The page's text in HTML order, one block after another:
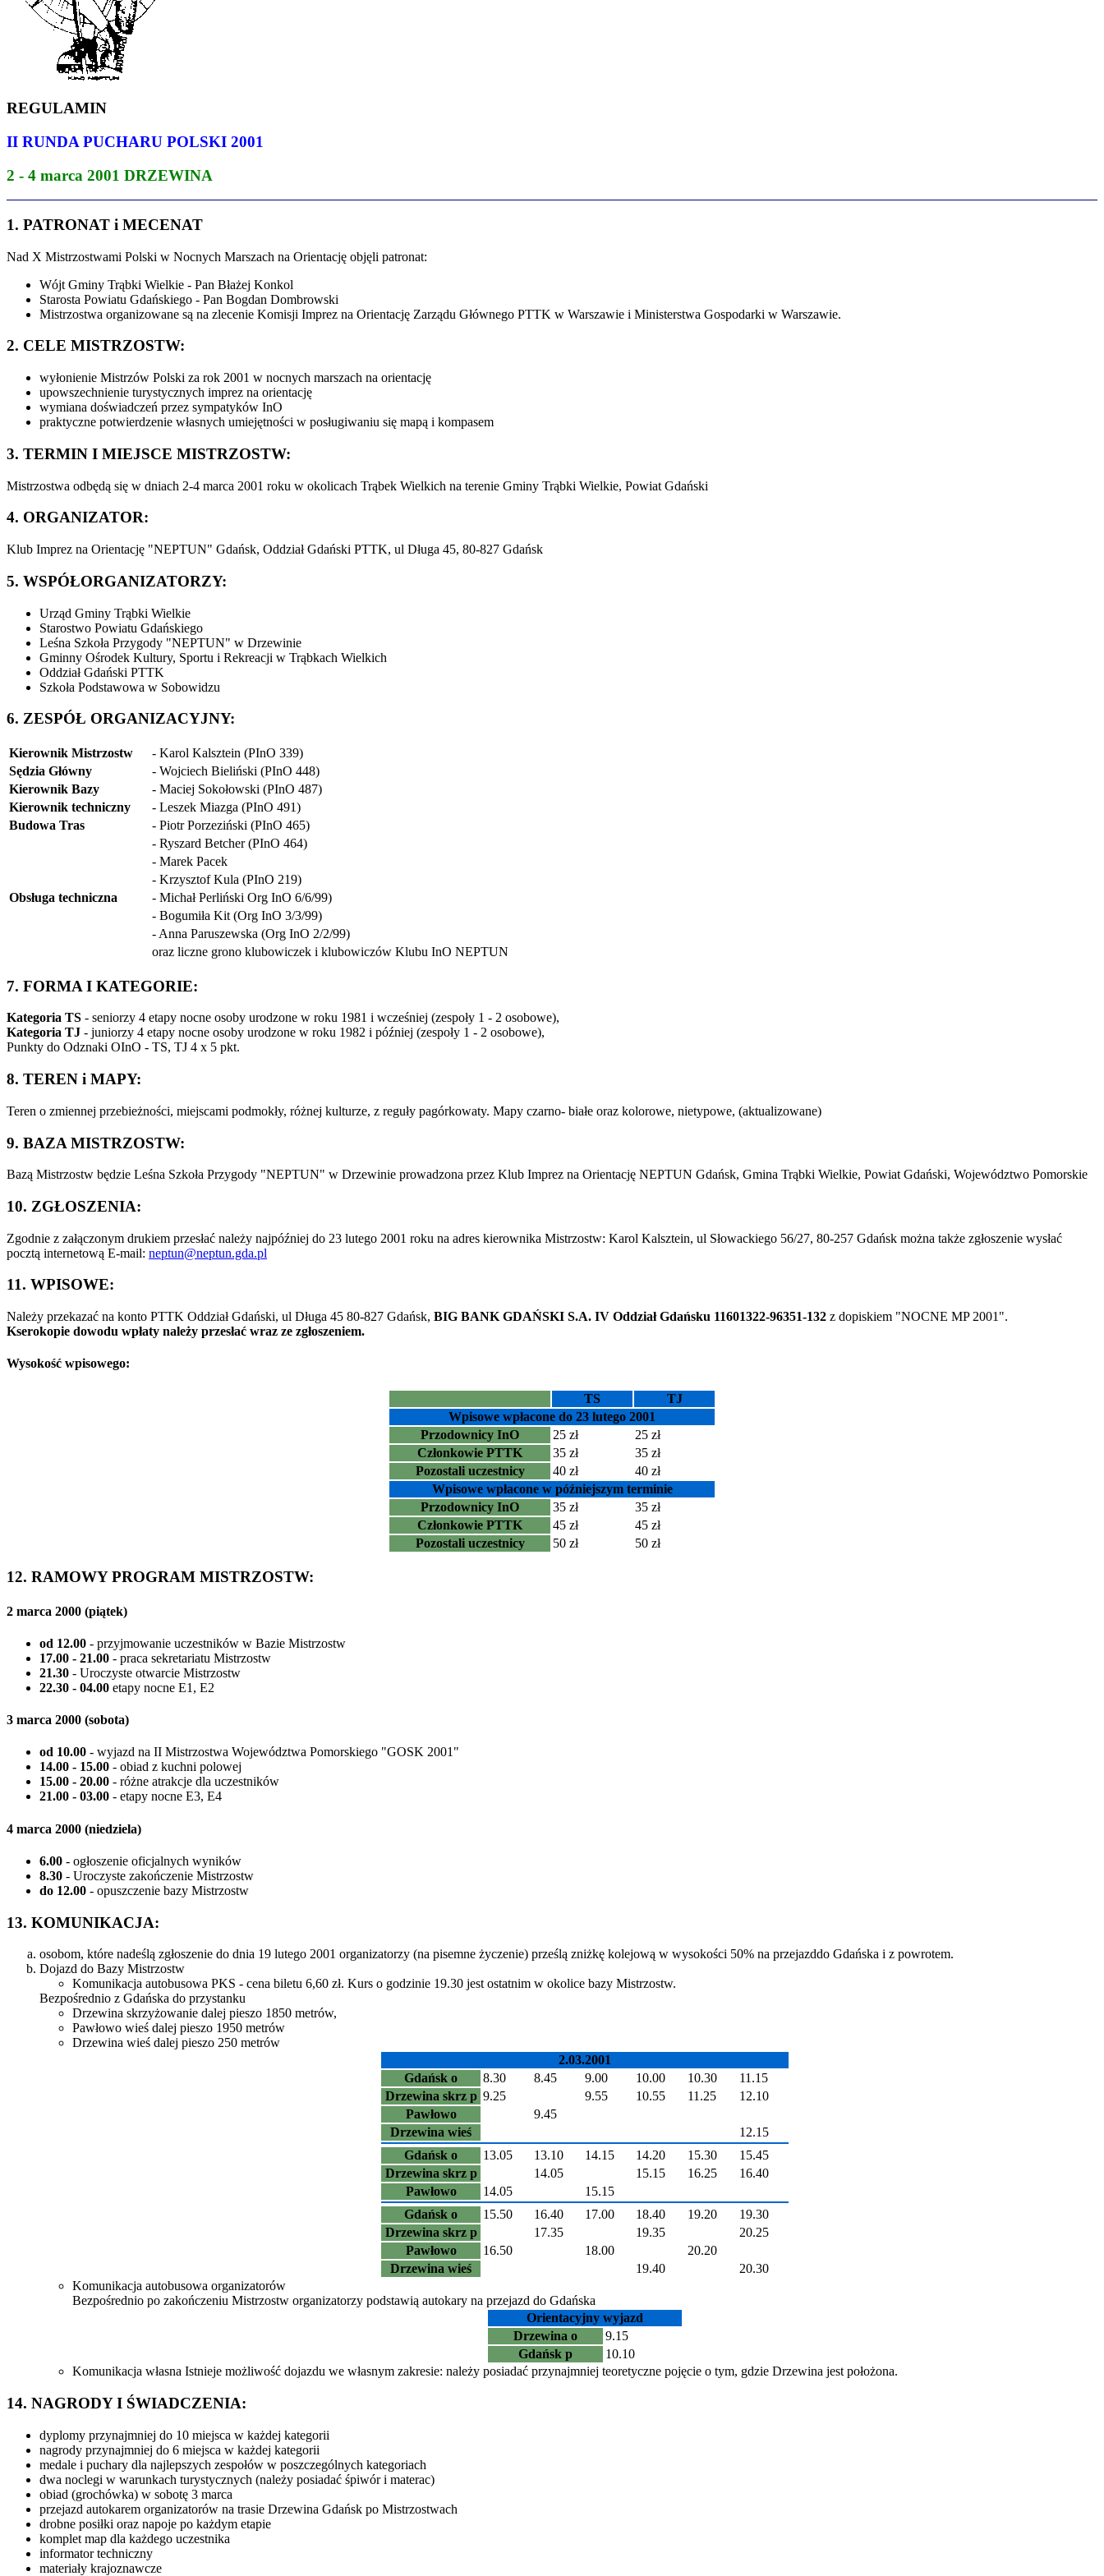
REGULAMIN
II RUNDA PUCHARU POLSKI 2001
2 - 4 marca 2001 DRZEWINA
1. PATRONAT i MECENAT
Nad X Mistrzostwami Polski w Nocnych Marszach na Orientację objęli patronat:
Wójt Gminy Trąbki Wielkie - Pan Błażej Konkol
Starosta Powiatu Gdańskiego - Pan Bogdan Dombrowski
Mistrzostwa organizowane są na zlecenie Komisji Imprez na Orientację Zarządu Głównego PTTK w Warszawie i Ministerstwa Gospodarki w Warszawie.
2. CELE MISTRZOSTW:
wyłonienie Mistrzów Polski za rok 2001 w nocnych marszach na orientację
upowszechnienie turystycznych imprez na orientację
wymiana doświadczeń przez sympatyków InO
praktyczne potwierdzenie własnych umiejętności w posługiwaniu się mapą i kompasem
3. TERMIN I MIEJSCE MISTRZOSTW:
Mistrzostwa odbędą się w dniach 2-4 marca 2001 roku w okolicach Trąbek Wielkich na terenie Gminy Trąbki Wielkie, Powiat Gdański
4. ORGANIZATOR:
Klub Imprez na Orientację "NEPTUN" Gdańsk, Oddział Gdański PTTK, ul Długa 45, 80-827 Gdańsk
5. WSPÓŁORGANIZATORZY:
Urząd Gminy Trąbki Wielkie
Starostwo Powiatu Gdańskiego
Leśna Szkoła Przygody "NEPTUN" w Drzewinie
Gminny Ośrodek Kultury, Sportu i Rekreacji w Trąbkach Wielkich
Oddział Gdański PTTK
Szkoła Podstawowa w Sobowidzu
6. ZESPÓŁ ORGANIZACYJNY:
Kierownik Mistrzostw
- Karol Kalsztein (PInO 339)
Sędzia Główny
- Wojciech Bieliński (PInO 448)
Kierownik Bazy
- Maciej Sokołowski (PInO 487)
Kierownik techniczny
- Leszek Miazga (PInO 491)
Budowa Tras
- Piotr Porzeziński (PInO 465)
- Ryszard Betcher (PInO 464)
- Marek Pacek
- Krzysztof Kula (PInO 219)
Obsługa techniczna
- Michał Perliński Org InO 6/6/99)
- Bogumiła Kit (Org InO 3/3/99)
- Anna Paruszewska (Org InO 2/2/99)
oraz liczne grono klubowiczek i klubowiczów Klubu InO NEPTUN
7. FORMA I KATEGORIE:
Kategoria TS - seniorzy 4 etapy nocne osoby urodzone w roku 1981 i wcześniej (zespoły 1 - 2 osobowe),
Kategoria TJ - juniorzy 4 etapy nocne osoby urodzone w roku 1982 i później (zespoły 1 - 2 osobowe),
Punkty do Odznaki OInO - TS, TJ 4 x 5 pkt.
8. TEREN i MAPY:
Teren o zmiennej przebieżności, miejscami podmokły, różnej kulturze, z reguły pagórkowaty. Mapy czarno- białe oraz kolorowe, nietypowe, (aktualizowane)
9. BAZA MISTRZOSTW:
Bazą Mistrzostw będzie Leśna Szkoła Przygody "NEPTUN" w Drzewinie prowadzona przez Klub Imprez na Orientację NEPTUN Gdańsk, Gmina Trąbki Wielkie, Powiat Gdański, Województwo Pomorskie
10. ZGŁOSZENIA:
Zgodnie z załączonym drukiem przesłać należy najpóźniej do 23 lutego 2001 roku na adres kierownika Mistrzostw: Karol Kalsztein, ul Słowackiego 56/27, 80-257 Gdańsk można także zgłoszenie wysłać
pocztą internetową E-mail: neptun@neptun.gda.pl
11. WPISOWE:
Należy przekazać na konto PTTK Oddział Gdański, ul Długa 45 80-827 Gdańsk, BIG BANK GDAŃSKI S.A. IV Oddział Gdańsku 11601322-96351-132 z dopiskiem "NOCNE MP 2001".
Kserokopie dowodu wpłaty należy przesłać wraz ze zgłoszeniem.
Wysokość wpisowego:
TS
TJ
Wpisowe wpłacone do 23 lutego 2001
Przodownicy InO
25 zł
25 zł
Członkowie PTTK
35 zł
35 zł
Pozostali uczestnicy
40 zł
40 zł
Wpisowe wpłacone w późniejszym terminie
Przodownicy InO
35 zł
35 zł
Członkowie PTTK
45 zł
45 zł
Pozostali uczestnicy
50 zł 50 zł
12. RAMOWY PROGRAM MISTRZOSTW:
2 marca 2000 (piątek)
od 12.00 - przyjmowanie uczestników w Bazie Mistrzostw
17.00 - 21.00 - praca sekretariatu Mistrzostw
21.30 - Uroczyste otwarcie Mistrzostw
22.30 - 04.00 etapy nocne E1, E2
3 marca 2000 (sobota)
od 10.00 - wyjazd na II Mistrzostwa Województwa Pomorskiego "GOSK 2001"
14.00 - 15.00 - obiad z kuchni polowej
15.00 - 20.00 - różne atrakcje dla uczestników
21.00 - 03.00 - etapy nocne E3, E4
4 marca 2000 (niedziela)
6.00 - ogłoszenie oficjalnych wyników
8.30 - Uroczyste zakończenie Mistrzostw
do 12.00 - opuszczenie bazy Mistrzostw
13. KOMUNIKACJA:
osobom, które nadeślą zgłoszenie do dnia 19 lutego 2001 organizatorzy (na pisemne życzenie) prześlą zniżkę kolejową w wysokości 50% na przejazddo Gdańska i z powrotem.
Dojazd do Bazy Mistrzostw
Komunikacja autobusowa PKS - cena biletu 6,60 zł. Kurs o godzinie 19.30 jest ostatnim w okolice bazy Mistrzostw.
Bezpośrednio z Gdańska do przystanku
Drzewina skrzyżowanie dalej pieszo 1850 metrów,
Pawłowo wieś dalej pieszo 1950 metrów
Drzewina wieś dalej pieszo 250 metrów
2.03.2001
Gdańsk o
8.30 8.45 9.00 10.00 10.30
11.15
Drzewina skrz p 9.25 9.55 10.55 11.25
12.10
Pawłowo
9.45
Drzewina wieś
12.15
Gdańsk o
13.05 13.10 14.15 14.20 15.30
15.45
Drzewina skrz p
14.05 15.15 16.25
16.40
Pawłowo
14.05
15.15
Gdańsk o
15.50 16.40 17.00 18.40 19.20
19.30
Drzewina skrz p
17.35 19.35
20.25
Pawłowo
16.50 18.00
20.20
Drzewina wieś
19.40
20.30
Komunikacja autobusowa organizatorów
Bezpośrednio po zakończeniu Mistrzostw organizatorzy podstawią autokary na przejazd do Gdańska
Orientacyjny wyjazd
Drzewina o
9.15
Gdańsk p
10.10
Komunikacja własna Istnieje możliwość dojazdu we własnym zakresie: należy posiadać przynajmniej teoretyczne pojęcie o tym, gdzie Drzewina jest położona.
14. NAGRODY I ŚWIADCZENIA:
dyplomy przynajmniej do 10 miejsca w każdej kategorii
nagrody przynajmniej do 6 miejsca w każdej kategorii
medale i puchary dla najlepszych zespołów w poszczególnych kategoriach
dwa noclegi w warunkach turystycznych (należy posiadać śpiwór i materac)
obiad (grochówka) w sobotę 3 marca
przejazd autokarem organizatorów na trasie Drzewina Gdańsk po Mistrzostwach
drobne posiłki oraz napoje po każdym etapie
komplet map dla każdego uczestnika
informator techniczny
materiały krajoznawcze